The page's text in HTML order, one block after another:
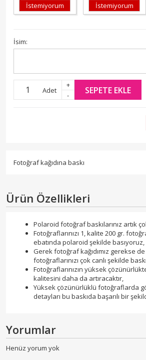
İstemiyorum
İstemiyorum
İsim:
Adet
+
-
SEPETE EKLE
Fotoğraf kağıdına baskı
Ürün Özellikleri
Polaroid fotoğraf baskılarınız artık
Fotoğraflarınızı 1, kalite 200 gr.
ebatında polaroid şekilde basıyoruz,
Gerek fotoğraf kağıdımız gerekse
fotoğraflarınızı çok canlı şekilde
Fotoğraflarınızın yüksek
kalitesini daha da artıracaktır,
Yüksek çözünürlüklü fotoğraflarda
detayları bu baskıda başarılı bir
Yorumlar
Henüz yorum yok